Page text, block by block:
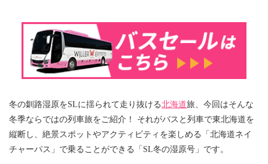
冬の釧路湿原をSLに揺られて走り抜ける北海道旅、今回はそんな
冬季ならではの列車旅をご紹介！ それがバスと列車で東北海道を
縦断し、絶景スポットやアクティビティを楽しめる「北海道ネイ
チャーパス」で乗ることができる「SL冬の湿原号」です。